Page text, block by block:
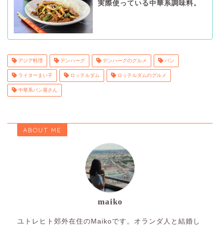
実際使っている中華系調味料。
アジア料理 デンハーグ デンハーグのグルメ パン
ライターまい子 ロッテルダム ロッテルダムのグルメ
中華系パン屋さん
ABOUT ME
maiko
ユトレヒト郊外在住のMaikoです。オランダ人と結婚し